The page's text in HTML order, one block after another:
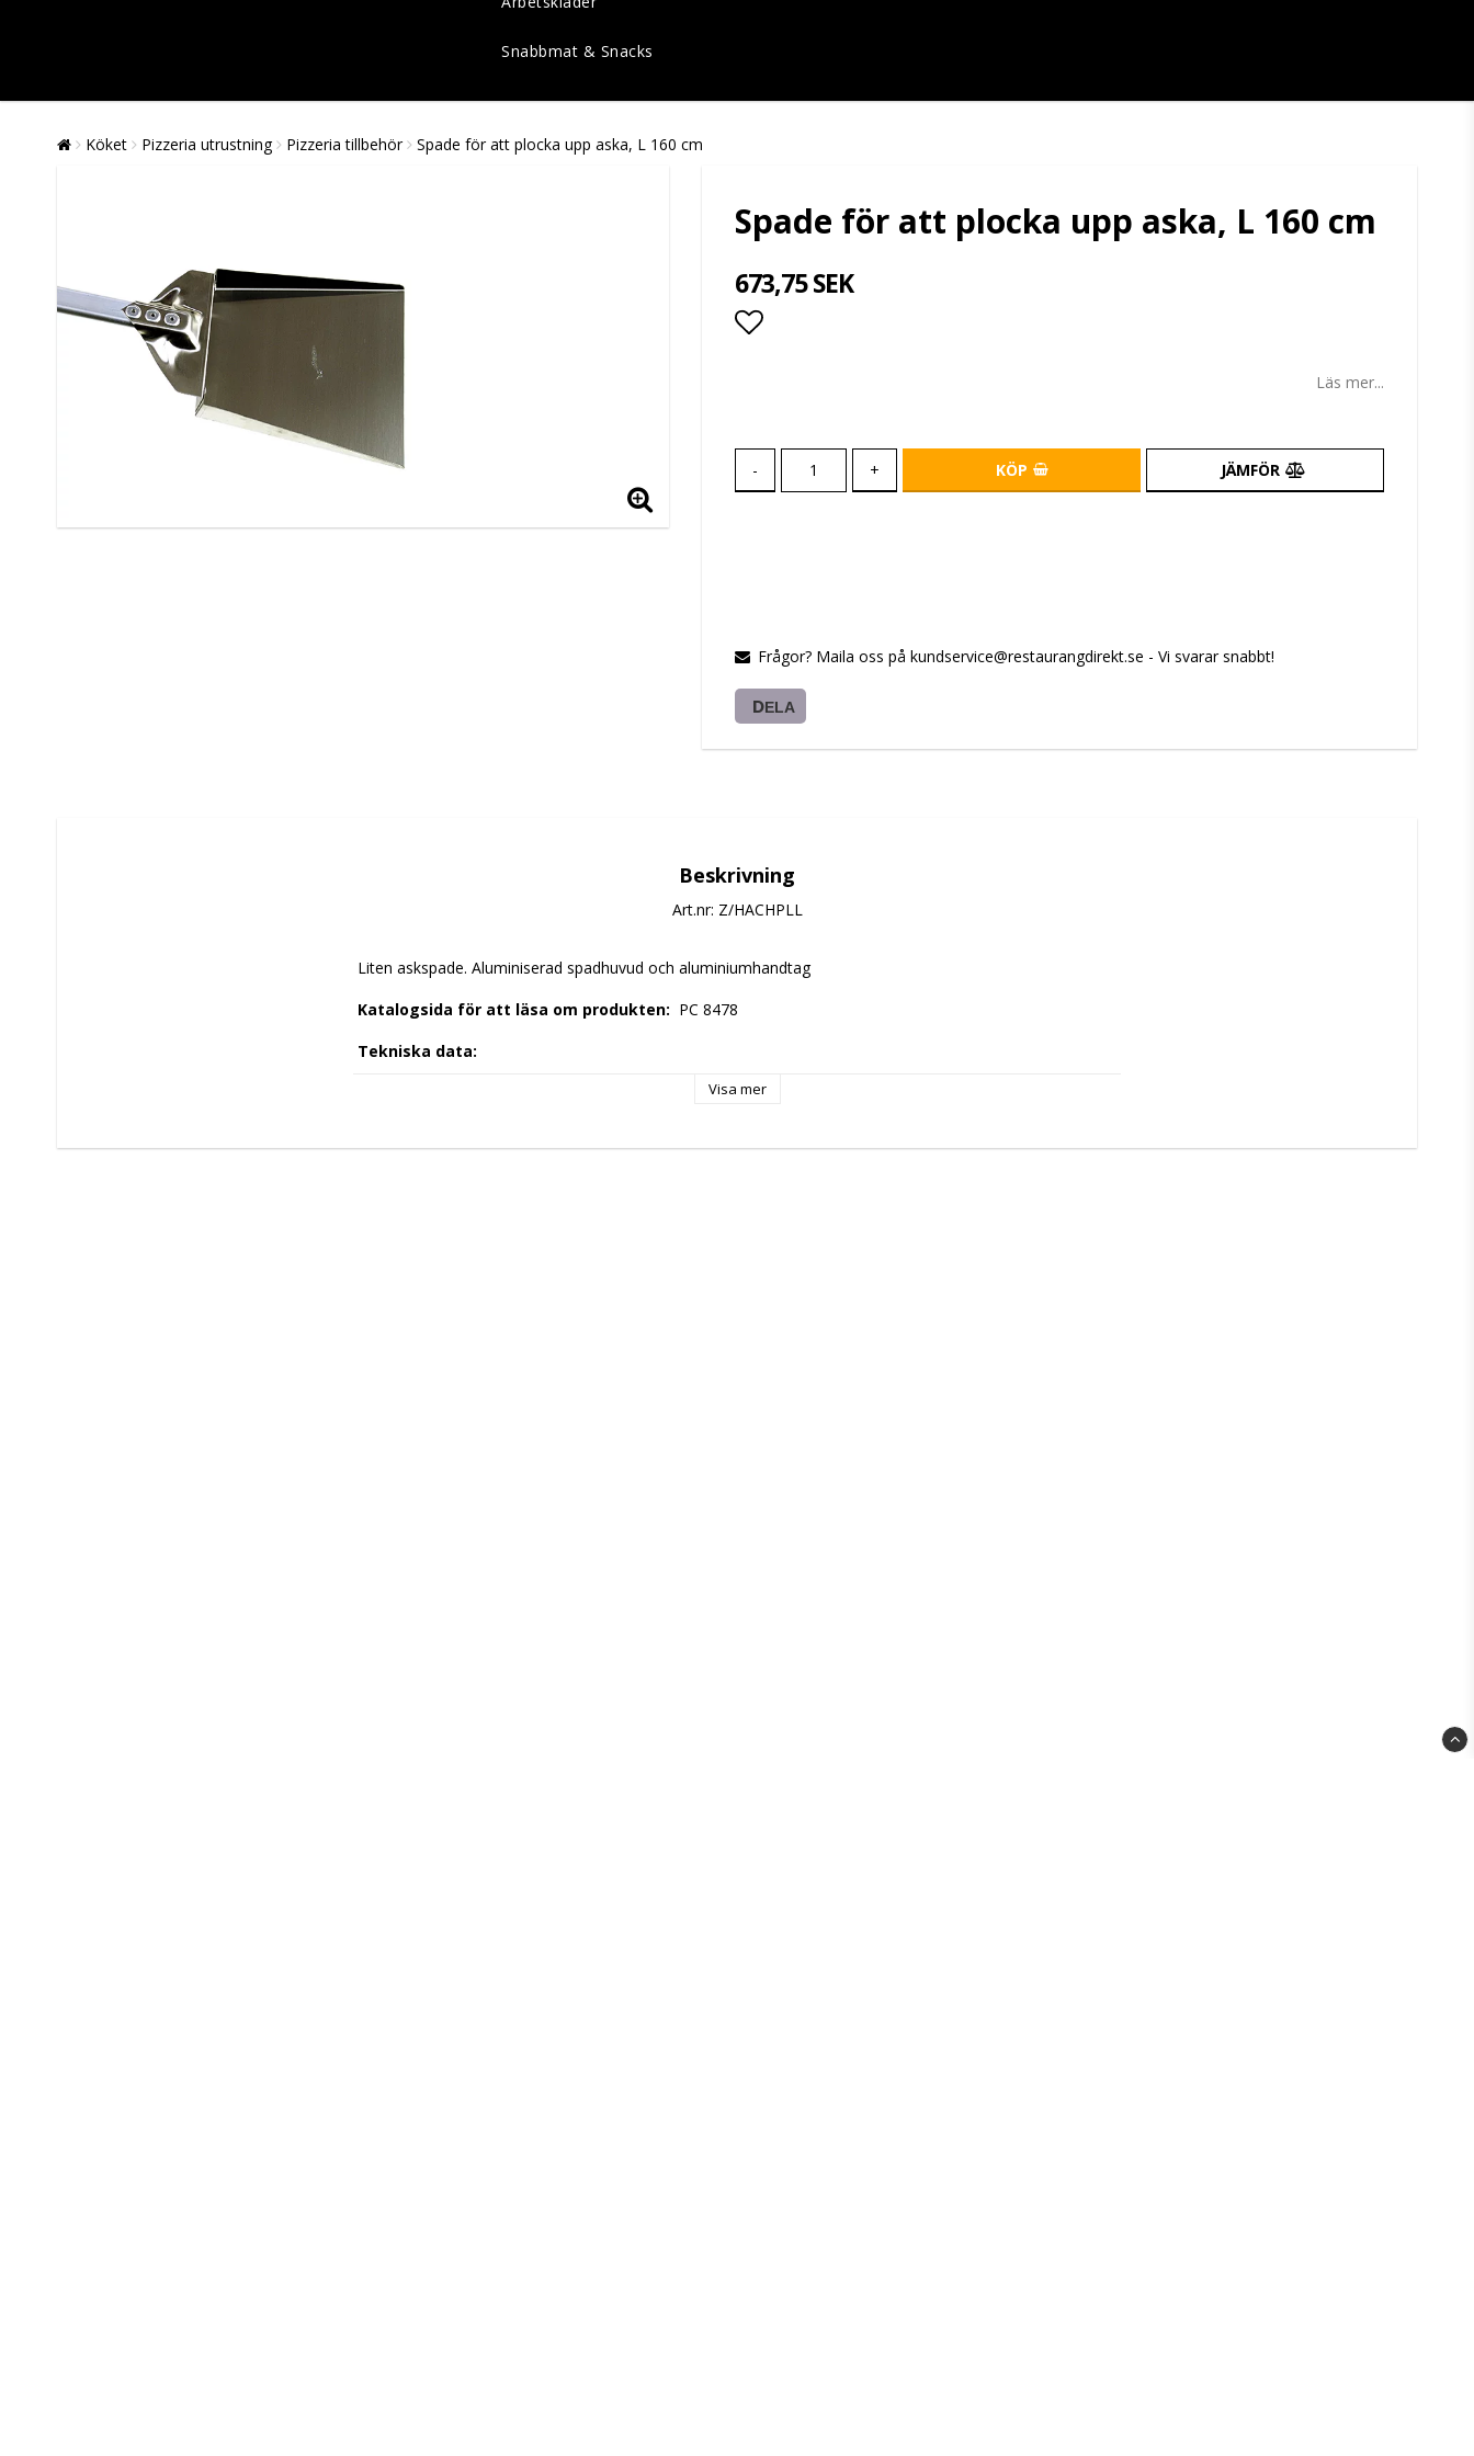
Snabbmat & Snacks
Köket Pizzeria utrustning Pizzeria tillbehör Spade för att plocka upp aska, L 160 cm
Spade för att plocka upp aska, L 160 cm
673,75 SEK
Läs mer...
- + KÖP JÄMFÖR
Frågor? Maila oss på kundservice@restaurangdirekt.se - Vi svarar snabbt!
DELA
Beskrivning
Art.nr: Z/HACHPLL
Liten askspade. Aluminiserad spadhuvud och aluminiumhandtag
Katalogsida för att läsa om produkten: PC 8478
Tekniska data:
Tillverkningsland: EU
Visa mer